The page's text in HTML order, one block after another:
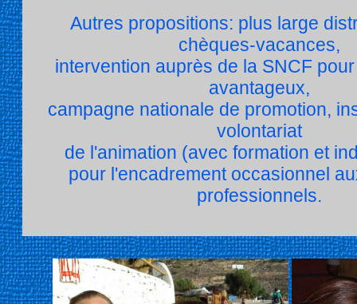
Autres propositions: plus large
chèques-vacances,
intervention auprès de la SNCF
avantageux,
campagne nationale de promotion,
volontariat
de l'animation (avec formation et
pour l'encadrement occasionnel
professionnels.